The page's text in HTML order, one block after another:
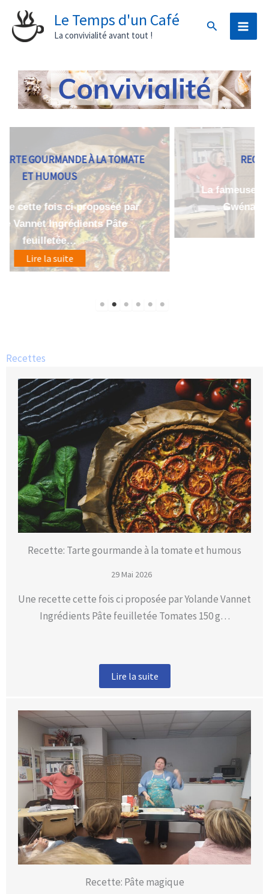
Aller
contenu
Le Temps d'un Café
La convivialité avant tout !
Rechercher
RECETTE: PÂTE MAGIQUE
La fameuse recette de pâte magique de
Gwénaëlle, qui peut servir à…
Lire la suite
Recettes
Recette: Tarte gourmande à la tomate et humous
29 Mai 2026
Une recette cette fois ci proposée par Yolande Vannet
Ingrédients Pâte feuilletée Tomates 150 g…
Lire la suite
Recette: Pâte magique